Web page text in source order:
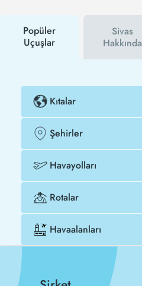
alabilirsiniz.
Popüler
Uçuşlar
Sivas
Hakkında
Kıtalar
Şehirler
Havayolları
Rotalar
Havaalanları